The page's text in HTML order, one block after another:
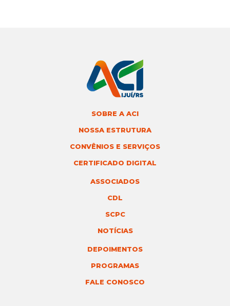
SOBRE A ACI
NOSSA ESTRUTURA
CONVÊNIOS E SERVIÇOS
CERTIFICADO DIGITAL
ASSOCIADOS
CDL
SCPC
NOTÍCIAS
DEPOIMENTOS
PROGRAMAS
FALE CONOSCO